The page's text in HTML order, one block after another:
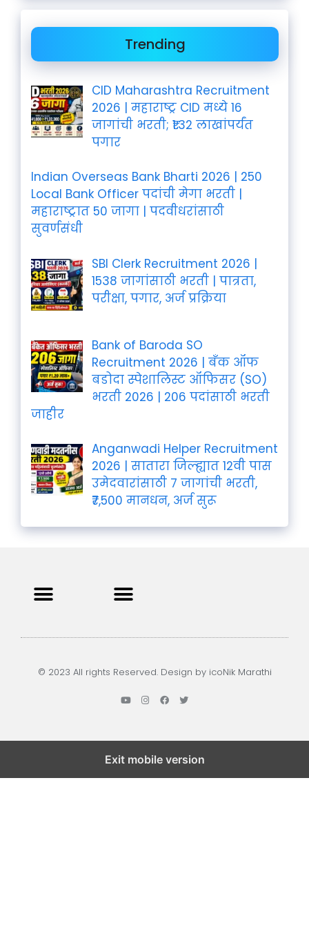
Trending
CID Maharashtra Recruitment
2026 | महाराष्ट्र CID मध्ये 16
जागांची भरती; ₹1.32 लाखांपर्यंत
पगार
Indian Overseas Bank Bharti 2026 | 250
Local Bank Officer पदांची मेगा भरती |
महाराष्ट्रात 50 जागा | पदवीधरांसाठी
सुवर्णसंधी
SBI Clerk Recruitment 2026 |
1538 जागांसाठी भरती | पात्रता,
परीक्षा, पगार, अर्ज प्रक्रिया
Bank of Baroda SO
Recruitment 2026 | बँक ऑफ
बडोदा स्पेशालिस्ट ऑफिसर (SO)
भरती 2026 | 206 पदांसाठी भरती
जाहीर
Anganwadi Helper Recruitment
2026 | सातारा जिल्ह्यात 12वी पास
उमेदवारांसाठी 7 जागांची भरती,
₹7,500 मानधन, अर्ज सुरू
© 2023 All rights Reserved. Design by icoNik Marathi
Exit mobile version